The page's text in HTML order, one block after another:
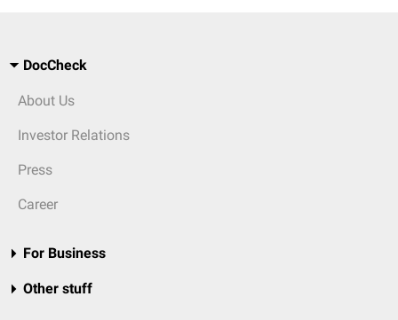
DocCheck
About Us
Investor Relations
Press
Career
For Business
Other stuff